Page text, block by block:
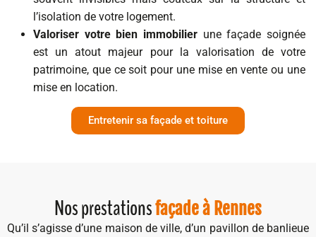
l’isolation de votre logement.
Valoriser votre bien immobilier une façade soignée
est un atout majeur pour la valorisation de votre
patrimoine, que ce soit pour une mise en vente ou une
mise en location.
Entretenir sa façade et toiture
Nos prestationsfaçade à Rennes
Qu’il s’agisse d’une maison de ville, d’un pavillon de banlieue